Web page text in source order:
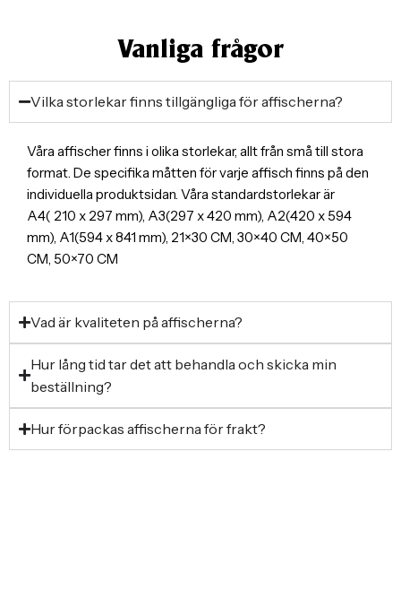
Vanliga frågor
Vilka storlekar finns tillgängliga för affischerna?
Våra affischer finns i olika storlekar, allt från små till stora
format. De specifika måtten för varje affisch finns på den
individuella produktsidan. Våra standardstorlekar är
A4( 210 x 297 mm), A3(297 x 420 mm), A2(420 x 594
mm), A1(594 x 841 mm), 21×30 CM, 30×40 CM, 40×50
CM, 50×70 CM
Vad är kvaliteten på affischerna?
Hur lång tid tar det att behandla och skicka min
beställning?
Hur förpackas affischerna för frakt?